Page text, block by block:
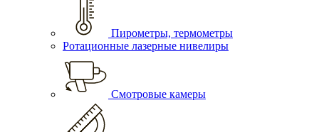
Пирометры, термометры
Ротационные лазерные нивелиры
Смотровые камеры